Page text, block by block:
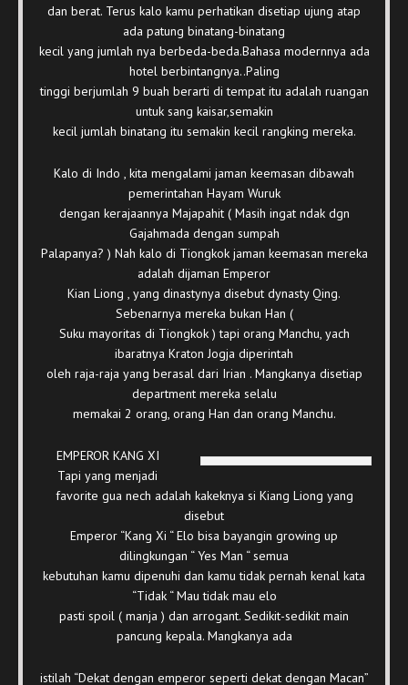
dan berat. Terus kalo kamu perhatikan disetiap ujung atap
ada patung binatang-binatang
kecil yang jumlah nya berbeda-beda.Bahasa modernnya ada
hotel berbintangnya..Paling
tinggi berjumlah 9 buah berarti di tempat itu adalah ruangan
untuk sang kaisar,semakin
kecil jumlah binatang itu semakin kecil rangking mereka.
Kalo di Indo , kita mengalami jaman keemasan dibawah
pemerintahan Hayam Wuruk
dengan kerajaannya Majapahit ( Masih ingat ndak dgn
Gajahmada dengan sumpah
Palapanya? ) Nah kalo di Tiongkok jaman keemasan mereka
adalah dijaman Emperor
Kian Liong , yang dinastynya disebut dynasty Qing.
Sebenarnya mereka bukan Han (
Suku mayoritas di Tiongkok ) tapi orang Manchu, yach
ibaratnya Kraton Jogja diperintah
oleh raja-raja yang berasal dari Irian . Mangkanya disetiap
department mereka selalu
memakai 2 orang, orang Han dan orang Manchu.
EMPEROR KANG XI
Tapi yang menjadi
favorite gua nech adalah kakeknya si Kiang Liong yang
disebut
Emperor “Kang Xi “ Elo bisa bayangin growing up
dilingkungan “ Yes Man “ semua
kebutuhan kamu dipenuhi dan kamu tidak pernah kenal kata
“Tidak “ Mau tidak mau elo
pasti spoil ( manja ) dan arrogant. Sedikit-sedikit main
pancung kepala. Mangkanya ada
istilah “Dekat dengan emperor seperti dekat dengan Macan”